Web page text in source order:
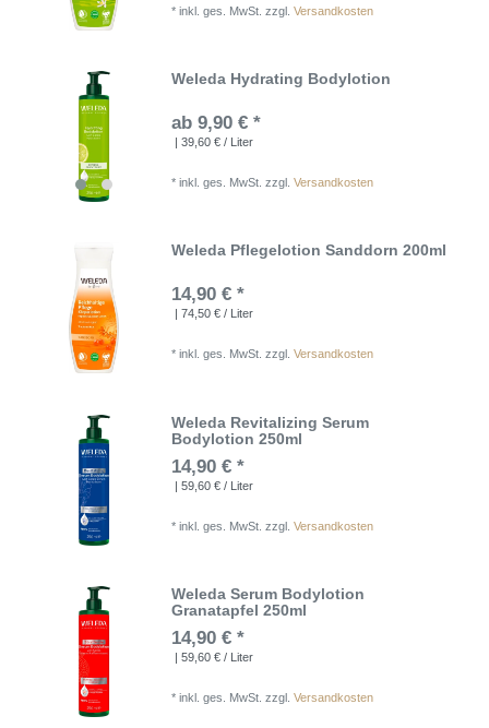
*inkl. ges. MwSt. zzgl.Versandkosten
Weleda Hydrating Bodylotion
ab 9,90 € *
| 39,60 € / Liter
*inkl. ges. MwSt. zzgl.Versandkosten
Weleda Pflegelotion Sanddorn 200ml
14,90 € *
| 74,50 € / Liter
*inkl. ges. MwSt. zzgl.Versandkosten
Weleda Revitalizing Serum
Bodylotion 250ml
14,90 € *
| 59,60 € / Liter
*inkl. ges. MwSt. zzgl.Versandkosten
Weleda Serum Bodylotion
Granatapfel 250ml
14,90 € *
| 59,60 € / Liter
*inkl. ges. MwSt. zzgl.Versandkosten